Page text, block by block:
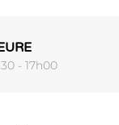
- 17h00